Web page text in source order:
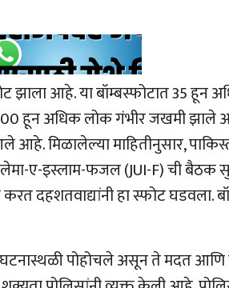
झाला आहे. या बॉम्बस्फोटात 35 हून
200 हून अधिक लोक गंभीर जखमी
मिळालेल्या माहितीनुसार,
ए-इस्लाम-फजल (JUI-F) ची बैठक
दहशतवाद्यांनी हा स्फोट घडवला.
पोहोचले असून ते मदत आणि